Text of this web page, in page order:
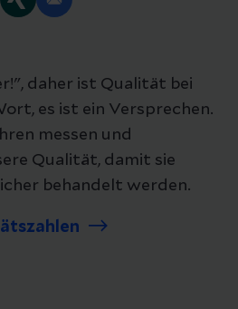
daher ist Qualität bei
es ist ein Versprechen.
messen und
Qualität, damit sie
behandelt werden.